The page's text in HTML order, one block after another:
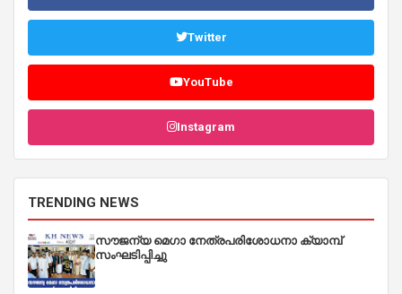
Twitter
YouTube
Instagram
TRENDING NEWS
സൗജന്യ മെഗാ നേത്രപരിശോധനാ ക്യാമ്പ്
സംഘടിപ്പിച്ചു